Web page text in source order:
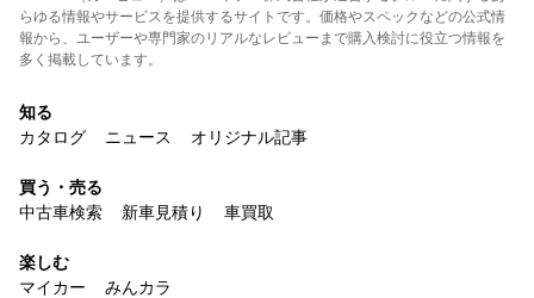
らゆる情報やサービスを提供するサイトです。価格やスペックなどの公式情
報から、ユーザーや専門家のリアルなレビューまで購入検討に役立つ情報を
多く掲載しています。
知る
カタログ
ニュース オリジナル記事
買う・売る
中古車検索
新車見積り 車買取
楽しむ
マイカー
みんカラ